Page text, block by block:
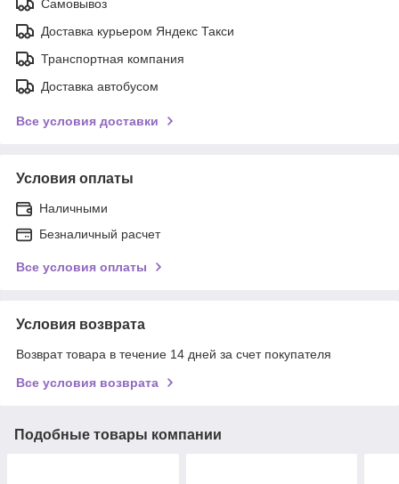
Самовывоз
Доставка курьером Яндекс Такси
Транспортная компания
Доставка автобусом
Все условия доставки
Условия оплаты
Наличными
Безналичный расчет
Все условия оплаты
Условия возврата
Возврат товара в течение 14 дней за счет покупателя
Все условия возврата
Подобные товары компании